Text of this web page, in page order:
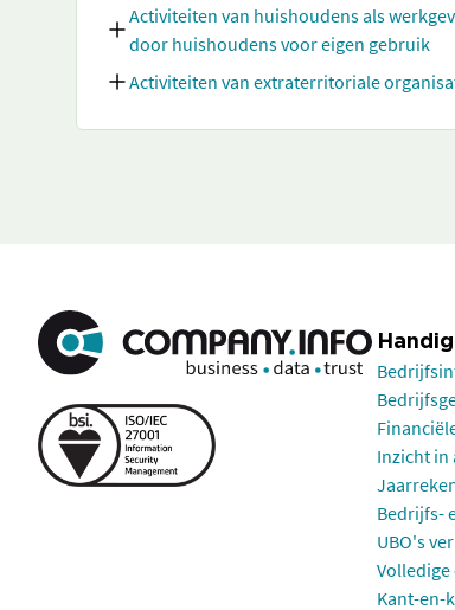
Activiteiten van huishoudens als
door huishoudens voor eigen gebruik
Activiteiten van extraterritoriale
Inzicht in
Bedrijfs-
UBO's
Volledige
Kant-en-